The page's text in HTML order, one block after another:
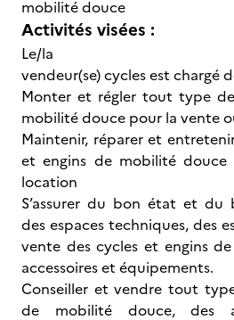
mobilité douce
Activités visées :
Le/la
vendeur(se) cycles est chargé
Monter et régler tout type
mobilité douce pour la vente
Maintenir, réparer et
et engins de mobilité
location
S’assurer du bon état et du
des espaces techniques, des
vente des cycles et engins
accessoires et équipements.
Conseiller et vendre tout
de mobilité douce, des